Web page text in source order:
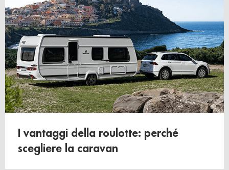
dalla Dichiarazione sui cookie.
Utilizziamo i cookie per personalizzare contenuti ed
annunci, per fornire funzionalità dei social media e per
analizzare il nostro traffico. Condividiamo inoltre
informazioni sul modo in cui utilizza il nostro sito con i
nostri partner che si occupano di analisi dei dati web,
pubblicità e social media, i quali potrebbero combinarle
con altre informazioni che ha fornito loro o che hanno
I vantaggi della roulotte: perché
scegliere la caravan